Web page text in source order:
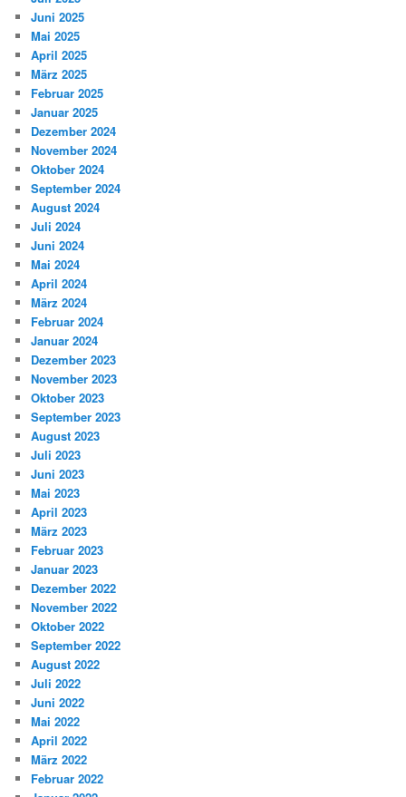
Juni 2025
Mai 2025
April 2025
März 2025
Februar 2025
Januar 2025
Dezember 2024
November 2024
Oktober 2024
September 2024
August 2024
Juli 2024
Juni 2024
Mai 2024
April 2024
März 2024
Februar 2024
Januar 2024
Dezember 2023
November 2023
Oktober 2023
September 2023
August 2023
Juli 2023
Juni 2023
Mai 2023
April 2023
März 2023
Februar 2023
Januar 2023
Dezember 2022
November 2022
Oktober 2022
September 2022
August 2022
Juli 2022
Juni 2022
Mai 2022
April 2022
März 2022
Februar 2022